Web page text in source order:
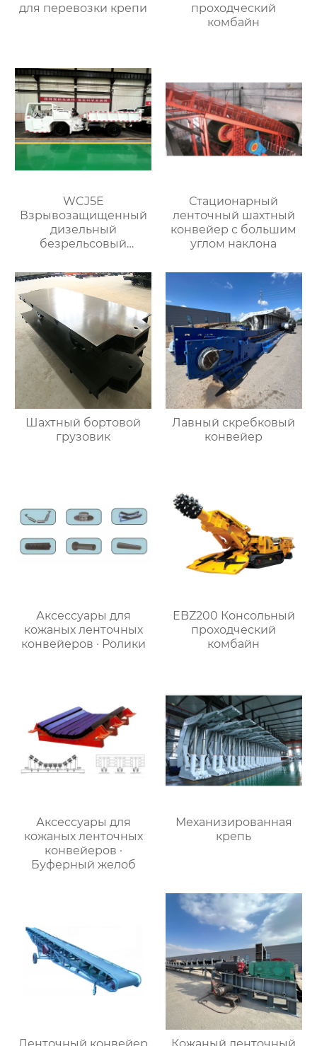
для перевозки крепи
проходческий
комбайн
WCJ5E
Взрывозащищенный
дизельный
безрельсовый
Стационарный
ленточный шахтный
конвейер с большим
углом наклона
Шахтный бортовой
грузовик
Лавный скребковый
конвейер
Аксессуары для
кожаных ленточных
конвейеров · Ролики
EBZ200 Консольный
проходческий
комбайн
Аксессуары для
кожаных ленточных
конвейеров ·
Буферный желоб
Механизированная
крепь